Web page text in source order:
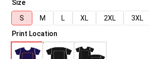
Size
S
M L XL 2XL 3XL
Print Location